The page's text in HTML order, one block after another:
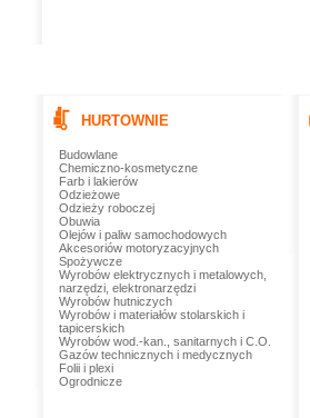
HURTOWNIE
Budowlane
Chemiczno-kosmetyczne
Farb i lakierów
Odzieżowe
Odzieży roboczej
Obuwia
Olejów i paliw samochodowych
Akcesoriów motoryzacyjnych
Spożywcze
Wyrobów elektrycznych i metalowych,
narzędzi, elektronarzędzi
Wyrobów hutniczych
Wyrobów i materiałów stolarskich i
tapicerskich
Wyrobów wod.-kan., sanitarnych i C.O.
Gazów technicznych i medycznych
Folii i plexi
Ogrodnicze